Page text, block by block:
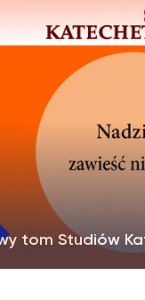
tom Studiów